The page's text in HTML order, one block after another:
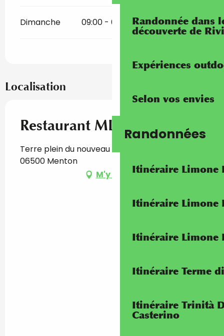
Randonnée dans
découverte de
Expériences
Selon vos envies
Randonnées
Itinéraire Limone
Itinéraire Limone
Itinéraire Limone
Itinéraire Terme
Itinéraire Trinità
Casterino
Dimanche 09:00 - 02:30
Localisation
Restaurant ML Lounge
Terre plein du nouveau port, Port de garavan,
06500 Menton
M'y rendre